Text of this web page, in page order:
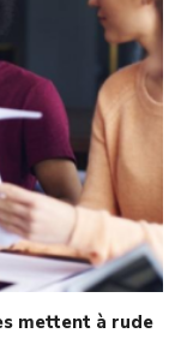
mettent à rude